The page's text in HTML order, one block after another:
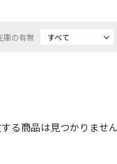
庫の有無 すべて
る商品は見つかりませ